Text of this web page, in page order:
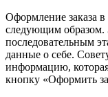
Оформление заказа
следующим образом.
последовательным
данные о себе.
информацию,
кнопку «Оформить